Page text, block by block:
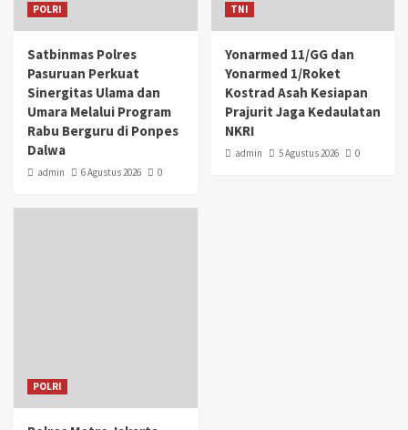
POLRI
Satbinmas Polres
Pasuruan Perkuat
Sinergitas Ulama dan
Umara Melalui Program
Rabu Berguru di Ponpes
Dalwa
admin 6 Agustus 2026 0
TNI
Yonarmed 11/GG dan
Yonarmed 1/Roket
Kostrad Asah Kesiapan
Prajurit Jaga Kedaulatan
NKRI
admin 5 Agustus 2026 0
POLRI